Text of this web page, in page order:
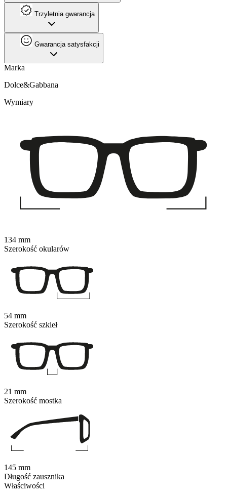
Trzyletnia gwarancja
Gwarancja satysfakcji
Marka
Dolce&Gabbana
Właściwości
Wymiary
134 mm
Szerokość okularów
54 mm
Szerokość szkieł
21 mm
Szerokość mostka
145 mm
Długość zausznika